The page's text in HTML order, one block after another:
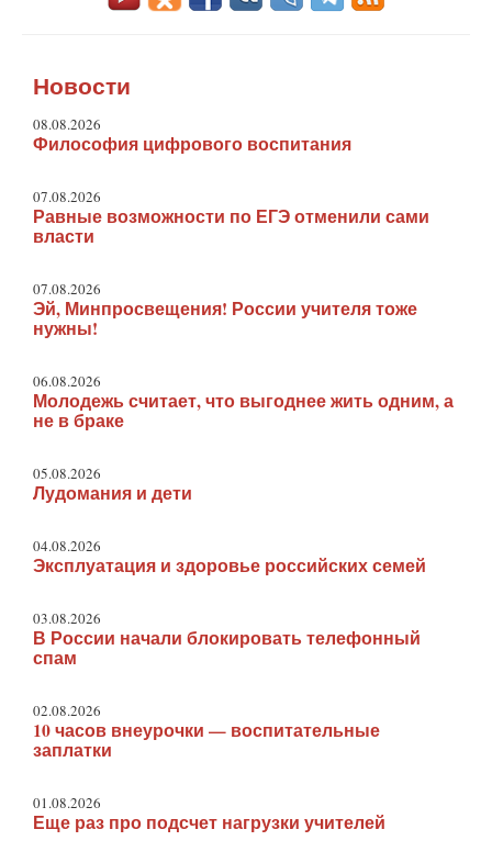
Новости
08.08.2026
Философия цифрового воспитания
07.08.2026
Равные возможности по ЕГЭ отменили сами
власти
07.08.2026
Эй, Минпросвещения! России учителя тоже
нужны!
06.08.2026
Молодежь считает, что выгоднее жить одним, а
не в браке
05.08.2026
Лудомания и дети
04.08.2026
Эксплуатация и здоровье российских семей
03.08.2026
В России начали блокировать телефонный
спам
02.08.2026
10 часов внеурочки — воспитательные
заплатки
01.08.2026
Еще раз про подсчет нагрузки учителей